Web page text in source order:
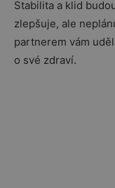
Stabilita a klid
zlepšuje, ale
partnerem vám
o své zdraví.